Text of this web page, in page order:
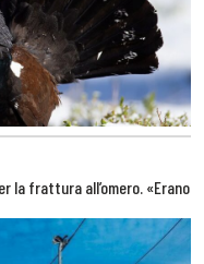
la frattura all’omero. «Erano